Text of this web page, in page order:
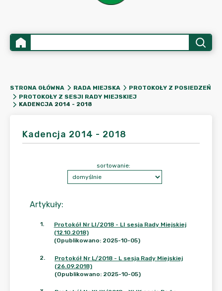
STRONA GŁÓWNA RADA MIEJSKA
PROTOKOŁY Z POSIEDZEŃ
PROTOKOŁY Z SESJI RADY MIEJSKIEJ
KADENCJA 2014 - 2018
Kadencja 2014 - 2018
Artykuły:
sortowanie:
1.
Protokół Nr LI/2018 - LI sesja Rady Miejskiej
(12.10.2018)
(Opublikowano: 2025-10-05)
2.
Protokół Nr L/2018 - L sesja Rady Miejskiej
(26.09.2018)
(Opublikowano: 2025-10-05)